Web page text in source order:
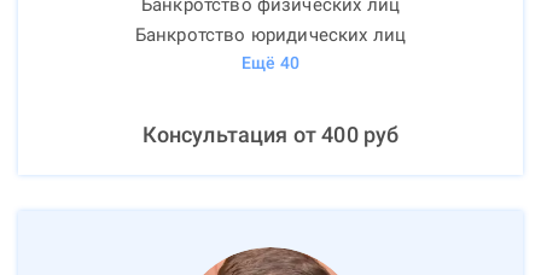
Банкротство физических лиц
Банкротство юридических лиц
Ещё 40
Консультация от400руб